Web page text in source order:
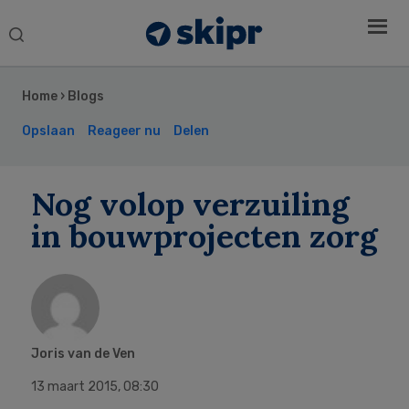
Search
Home › Blogs
Opslaan Reageer nu Delen
Nog volop verzuiling
in bouwprojecten zorg
Joris van de Ven
13 maart 2015, 08:30
Sidebar